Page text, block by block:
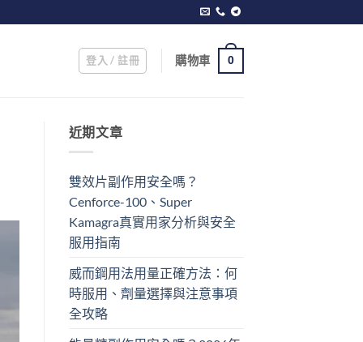
登入 / 註冊 購物車 0
近期文章
雙效片副作用安全嗎？
Cenforce-100、Super
Kamagra真實用家分析與安全
服用指南
威而鋼用法用量正確方法：何
時服用、劑量選擇與注意事項
全攻略